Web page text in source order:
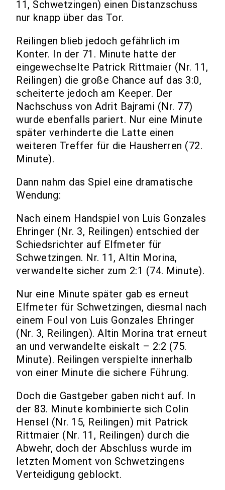
11, Schwetzingen) einen Distanzschuss
nur knapp über das Tor.
Reilingen blieb jedoch gefährlich im
Konter. In der 71. Minute hatte der
eingewechselte Patrick Rittmaier (Nr. 11,
Reilingen) die große Chance auf das 3:0,
scheiterte jedoch am Keeper. Der
Nachschuss von Adrit Bajrami (Nr. 77)
wurde ebenfalls pariert. Nur eine Minute
später verhinderte die Latte einen
weiteren Treffer für die Hausherren (72.
Minute).
Dann nahm das Spiel eine dramatische
Wendung:
Nach einem Handspiel von Luis Gonzales
Ehringer (Nr. 3, Reilingen) entschied der
Schiedsrichter auf Elfmeter für
Schwetzingen. Nr. 11, Altin Morina,
verwandelte sicher zum 2:1 (74. Minute).
Nur eine Minute später gab es erneut
Elfmeter für Schwetzingen, diesmal nach
einem Foul von Luis Gonzales Ehringer
(Nr. 3, Reilingen). Altin Morina trat erneut
an und verwandelte eiskalt – 2:2 (75.
Minute). Reilingen verspielte innerhalb
von einer Minute die sichere Führung.
Doch die Gastgeber gaben nicht auf. In
der 83. Minute kombinierte sich Colin
Hensel (Nr. 15, Reilingen) mit Patrick
Rittmaier (Nr. 11, Reilingen) durch die
Abwehr, doch der Abschluss wurde im
letzten Moment von Schwetzingens
Verteidigung geblockt.